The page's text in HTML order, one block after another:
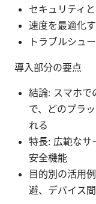
セキュリティ
速度を最適化
トラブルシュ
導入部分の要点
結論: スマホで
で、どのプラ
れる
特長: 広範なサ
安全機能
目的別の活用
避、デバイス